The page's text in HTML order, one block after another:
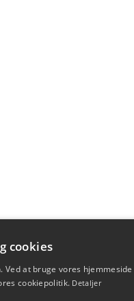
cookies
at bruge vores hjemmeside
cookiepolitik. Detaljer